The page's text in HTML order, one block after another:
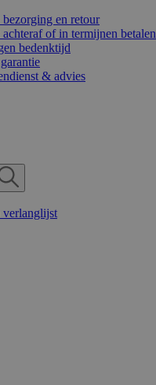
bezorging en retour
achteraf of in termijnen betalen
bedenktijd
& advies